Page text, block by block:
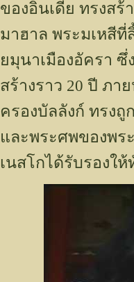
ของอินเดีย ทรงส
มาฮาล พระมเหสี
ยมุนาเมืองอัครา ซึ่
สร้างราว 20 ปี ภา
ครองบัลลังก์ ทรงถู
และพระศพของพร
เนสโกได้รับรองใ